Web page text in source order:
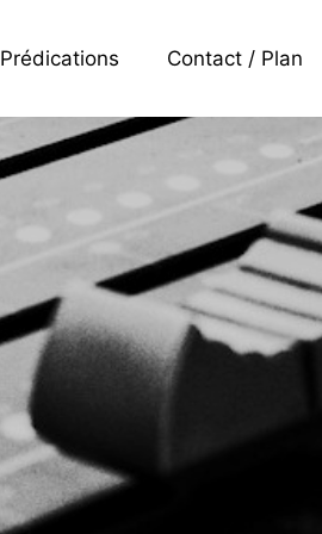
Prédications Contact / Plan